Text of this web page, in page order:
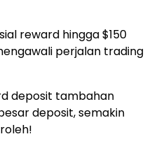
reward hingga$150
perjalan trading
deposit tambahan
deposit, semakin